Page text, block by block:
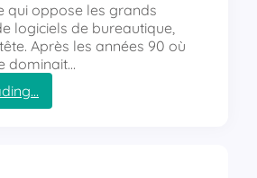
qui oppose les grands
logiciels de bureautique,
Après les années 90 où
dominait…
: